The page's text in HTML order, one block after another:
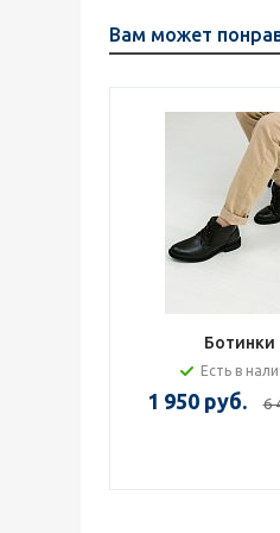
Вам может
Ботинки
Есть в
1 950 руб. 6